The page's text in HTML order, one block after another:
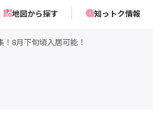
地図から探す 知っトク情報
8月下旬頃入居可能！